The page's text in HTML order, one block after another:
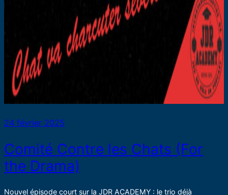
24 février 2025
Comité Contre les Chats (For
the Drama)
Nouvel épisode court sur la JDR ACADEMY : le trio déjà